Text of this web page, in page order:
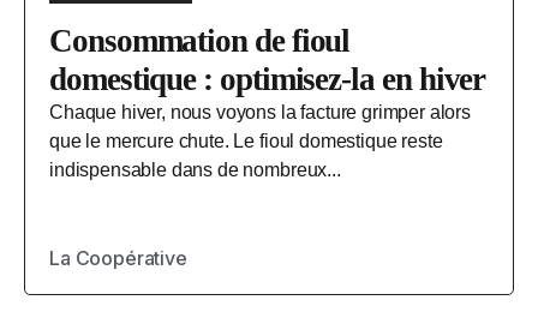
Consommation de fioul
domestique : optimisez-la en hiver
Chaque hiver, nous voyons la facture grimper alors
que le mercure chute. Le fioul domestique reste
indispensable dans de nombreux...
La Coopérative